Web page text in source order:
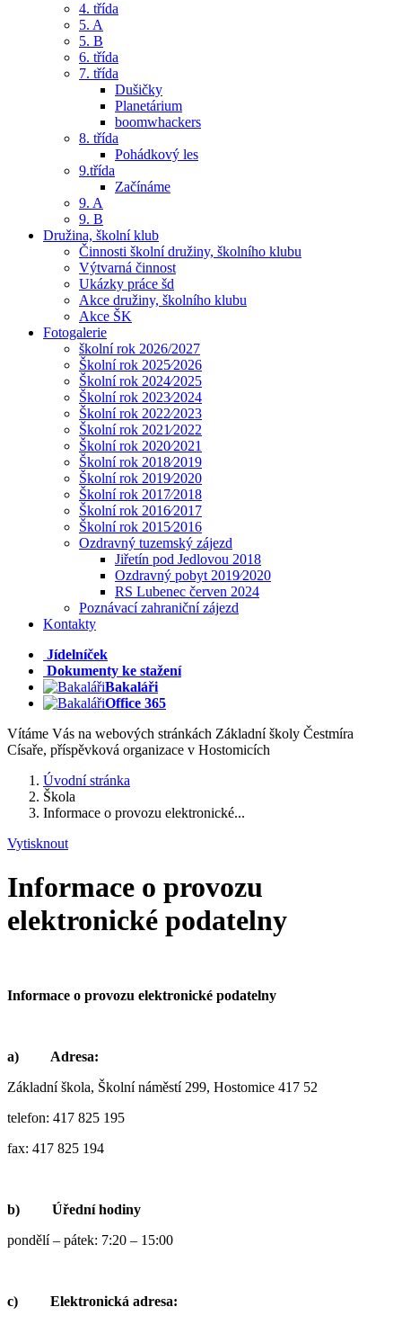
4. třída
5. A
5. B
6. třída
7. třída
Dušičky
Planetárium
boomwhackers
8. třída
Pohádkový les
9.třída
Začínáme
9. A
9. B
Družina, školní klub
Činnosti školní družiny, školního klubu
Výtvarná činnost
Ukázky práce šd
Akce družiny, školního klubu
Akce ŠK
Fotogalerie
školní rok 2026/2027
Školní rok 2025⁄2026
Školní rok 2024⁄2025
Školní rok 2023⁄2024
Školní rok 2022⁄2023
Školní rok 2021⁄2022
Školní rok 2020⁄2021
Školní rok 2018⁄2019
Školní rok 2019⁄2020
Školní rok 2017⁄2018
Školní rok 2016⁄2017
Školní rok 2015⁄2016
Ozdravný tuzemský zájezd
Jiřetín pod Jedlovou 2018
Ozdravný pobyt 2019⁄2020
RS Lubenec červen 2024
Poznávací zahraniční zájezd
Kontakty
Jídelníček
Dokumenty ke stažení
Bakaláři
Office 365
Vítáme Vás na webových stránkách Základní školy Čestmíra
Císaře, příspěvková organizace v Hostomicích
Úvodní stránka
Škola
Informace o provozu elektronické...
Vytisknout
Informace o provozu
elektronické podatelny
Informace o provozu elektronické podatelny
a) Adresa:
Základní škola, Školní náměstí 299, Hostomice 417 52
telefon: 417 825 195
fax: 417 825 194
b) Úřední hodiny
pondělí – pátek: 7:20 – 15:00
c) Elektronická adresa: